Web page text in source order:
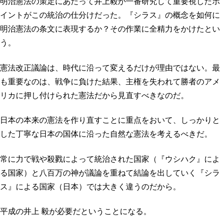
イントがこの統治の仕分けだった。『シラス』の概念を如何に
明治憲法の条文に表現するか？その作業に全精力をかけたとい
う。
憲法改正議論は、時代に沿って変えるだけが理由ではない。最
も重要なのは、戦争に負けた結果、主権を失われて勝者のアメ
リカに押し付けられた憲法だから見直すべきなのだ。
日本の本来の憲法を作り直すことに重点をおいて、しっかりと
した丁寧な日本の国体に沿った自然な憲法を考えるべきだ。
常に力で戦や殺戮によって統治された国家（『ウシハク』によ
る国家）と八百万の神が議論を重ねて結論を出していく『シラ
ス』による国家（日本）では大きく違うのだから。
平成の井上 毅が必要だということになる。